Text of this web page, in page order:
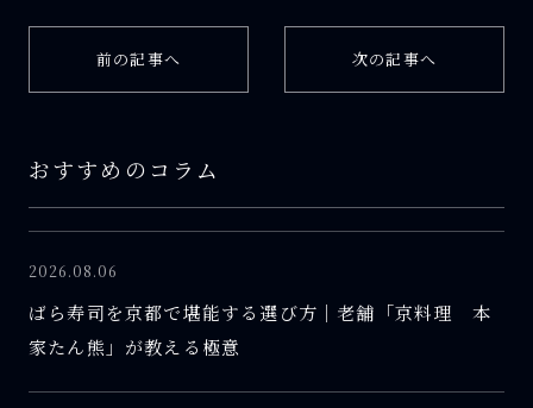
前の記事へ 次の記事へ
おすすめのコラム
2026.08.06
ばら寿司を京都で堪能する選び方｜老舗「京料理 本
家たん熊」が教える極意